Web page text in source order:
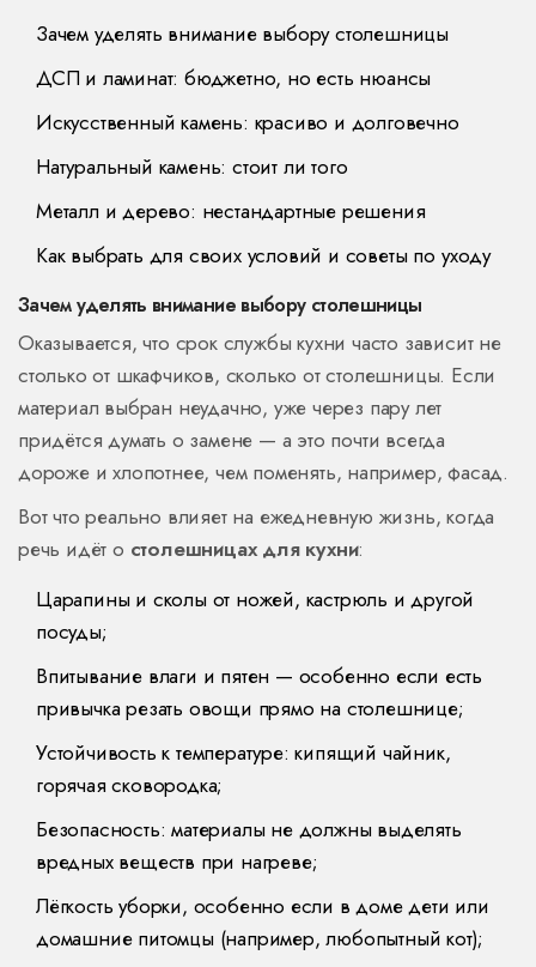
Зачем уделять внимание выбору столешницы
ДСП и ламинат: бюджетно, но есть нюансы
Искусственный камень: красиво и долговечно
Натуральный камень: стоит ли того
Металл и дерево: нестандартные решения
Как выбрать для своих условий и советы по уходу
Зачем уделять внимание выбору столешницы
Оказывается, что срок службы кухни часто зависит не
столько от шкафчиков, сколько от столешницы. Если
материал выбран неудачно, уже через пару лет
придётся думать о замене — а это почти всегда
дороже и хлопотнее, чем поменять, например, фасад.
Вот что реально влияет на ежедневную жизнь, когда
речь идёт о столешницах для кухни:
Царапины и сколы от ножей, кастрюль и другой
посуды;
Впитывание влаги и пятен — особенно если есть
привычка резать овощи прямо на столешнице;
Устойчивость к температуре: кипящий чайник,
горячая сковородка;
Безопасность: материалы не должны выделять
вредных веществ при нагреве;
Лёгкость уборки, особенно если в доме дети или
домашние питомцы (например, любопытный кот);